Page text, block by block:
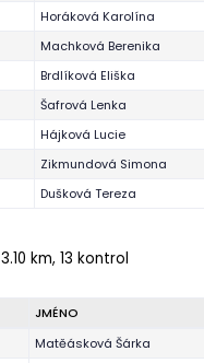
Horáková Karolína
Machková Berenika
Brdlíková Eliška
Šafrová Lenka
Hájková Lucie
Zikmundová Simona
Dušková Tereza
3.10 km, 13 kontrol
JMÉNO
Matěásková Šárka